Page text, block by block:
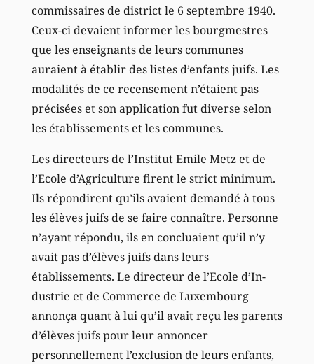
commissaires de district le 6 septembre 1940.
Ceux-ci devaient informer les bourgmestres
que les enseignants de leurs communes
auraient à établir des listes d’enfants juifs. Les
modalités de ce recensement n’étaient pas
précisées et son application fut diverse selon
les établissements et les communes.
Les directeurs de l’Institut Emile Metz et de
l’Ecole d’Agriculture firent le strict minimum.
Ils répondirent qu’ils avaient demandé à tous
les élèves juifs de se faire connaître. Personne
n’ayant répondu, ils en concluaient qu’il n’y
avait pas d’élèves juifs dans leurs
établissements. Le directeur de l’Ecole d’In-
dustrie et de Commerce de Luxembourg
annonça quant à lui qu’il avait reçu les parents
d’élèves juifs pour leur annoncer
personnellement l’exclusion de leurs enfants,